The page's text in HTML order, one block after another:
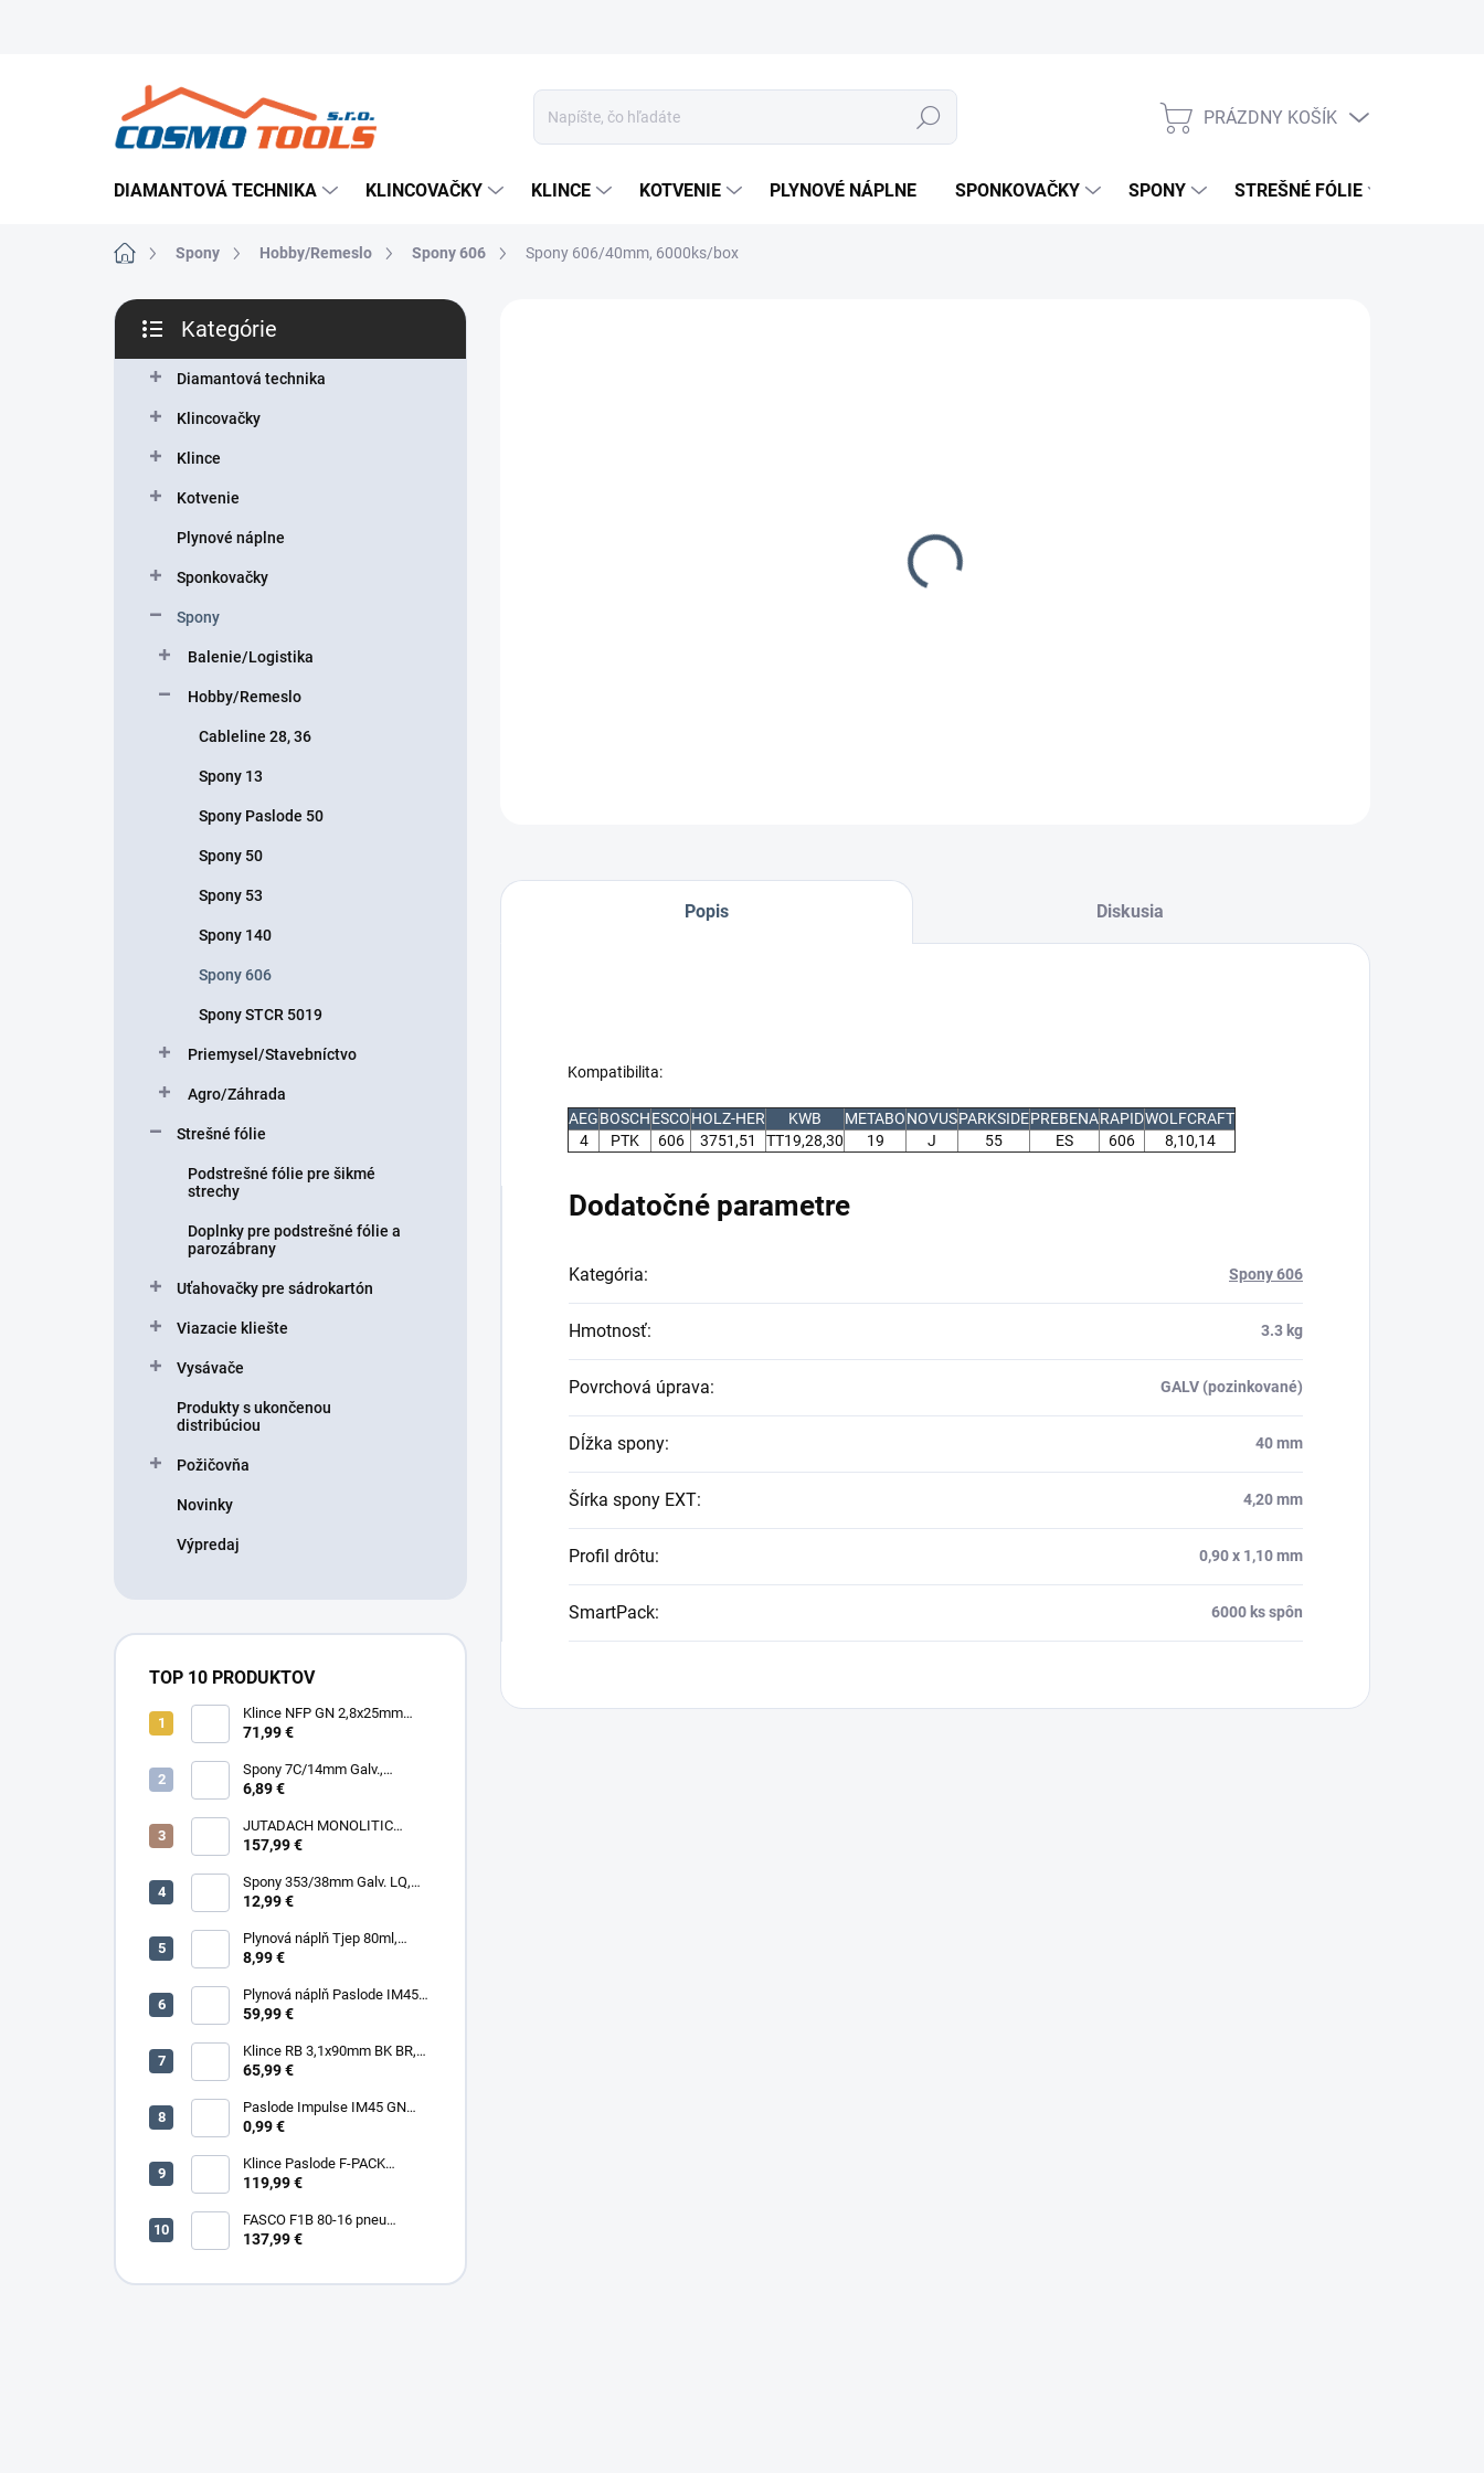
Hľadať
NÁKUPNÝ
PRÁZDNY KOŠÍK
DIAMANTOVÁ TECHNIKA KLINCOVAČKY KLINCE KOTVENIE PLYNOVÉ NÁPLNE SPONKOVAČKY SPONY STREŠNÉ FÓLIE
DomovSpony Hobby/Remeslo Spony 606 Spony 606/40mm, 6000ks/box
B
č
kategórie
Kategórie
Diamantová technika
Klincovačky
Klince
Kotvenie
Plynové náplne
Sponkovačky
Spony
Balenie/Logistika
Hobby/Remeslo
Cableline 28, 36
Spony 13
Spony Paslode 50
Spony 50
Spony 53
Spony 140
Spony 606
Spony STCR 5019
Priemysel/Stavebníctvo
Agro/Záhrada
Strešné fólie
Podstrešné fólie pre šikmé
strechy
Doplnky pre podstrešné fólie a
parozábrany
Uťahovačky pre sádrokartón
Viazacie kliešte
Vysávače
Produkty s ukončenou
distribúciou
Požičovňa
Novinky
Výpredaj
TOP 10 PRODUKTOV
Klince NFP GN 2,8x25mm
RING HDG, 1000ks/box + plyn
71,99 €
Spony 7C/14mm Galv.,
10000ks/box
6,89 €
JUTADACH MONOLITIC
PROFI 160 + 2AP, 75m²/rola
157,99 €
Spony 353/38mm Galv. LQ,
5000 (11600) ks/box
12,99 €
Plynová náplň Tjep 80ml,
červená
8,99 €
Plynová náplň Paslode IM45
30ml, 2ks/box
59,99 €
Klince RB 3,1x90mm BK BR,
3000ks/box
65,99 €
Paslode Impulse IM45 GN
Lithium
0,99 €
Klince Paslode F-PACK
2,8x63mm Konvex BR,
119,99 €
FASCO F1B 80-16 pneu
sponkovačka
137,99 €
Popis Diskusia
Kompatibilita:
AEGBOSCHESCOHOLZ-HER KWB METABONOVUSPARKSIDEPREBENARAPIDWOLFCRAFT
4
PTK 606 3751,51 TT19,28,30 19 J 55 ES 606 8,10,14
Dodatočné parametre
Kategória: Spony 606
Hmotnosť: 3.3 kg
Povrchová úprava: GALV (pozinkované)
Dĺžka spony: 40 mm
Šírka spony EXT: 4,20 mm
Profil drôtu: 0,90 x 1,10 mm
SmartPack: 6000 ks spôn